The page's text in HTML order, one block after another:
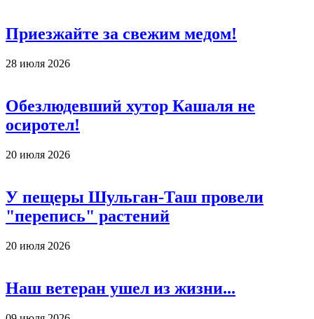
Приезжайте за свежим медом!
28 июля 2026
Обезлюдевший хутор Кашаля не
осиротел!
20 июля 2026
У пещеры Шульган-Таш провели
"перепись" растений
20 июля 2026
Наш ветеран ушел из жизни...